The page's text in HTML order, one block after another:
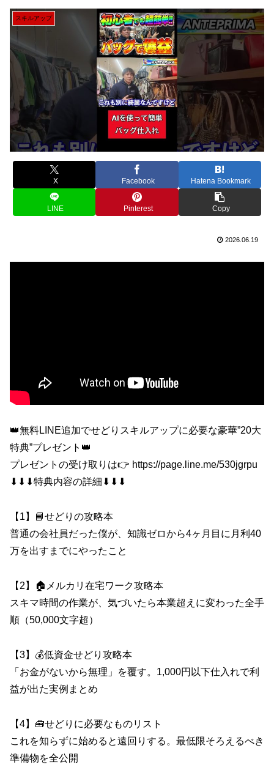
スキルアップ
X Facebook Hatena Bookmark
LINE Pinterest Copy
2026.06.19
👑無料LINE追加でせどりスキルアップに必要な豪華”20大
特典”プレゼント👑
プレゼントの受け取りは👉 https://page.line.me/530jgrpu
⬇︎⬇︎⬇︎特典内容の詳細⬇︎⬇︎⬇︎
【1】📘せどりの攻略本
普通の会社員だった僕が、知識ゼロから4ヶ月目に月利40
万を出すまでにやったこと
【2】🏠メルカリ在宅ワーク攻略本
スキマ時間の作業が、気づいたら本業超えに変わった全手
順（50,000文字超）
【3】💰低資金せどり攻略本
「お金がないから無理」を覆す。1,000円以下仕入れで利
益が出た実例まとめ
【4】🧰せどりに必要なものリスト
これを知らずに始めると遠回りする。最低限そろえるべき
準備物を全公開